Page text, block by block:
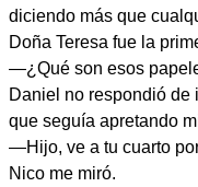
diciendo más que
Doña Teresa fue la
—¿Qué son esos
Daniel no respondió de
que seguía apretando
—Hijo, ve a tu cuarto
Nico me miró.